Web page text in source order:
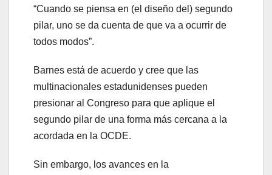
“Cuando se piensa en (el diseño del) segundo
pilar, uno se da cuenta de que va a ocurrir de
todos modos”.
Barnes está de acuerdo y cree que las
multinacionales estadunidenses pueden
presionar al Congreso para que aplique el
segundo pilar de una forma más cercana a la
acordada en la OCDE.
Sin embargo, los avances en la